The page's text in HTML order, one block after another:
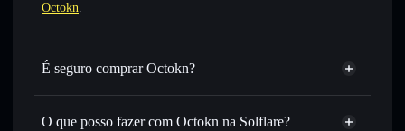
Octokn.
É seguro comprar Octokn?
Octokn token verificado
O que posso fazer com Octokn na Solflare?